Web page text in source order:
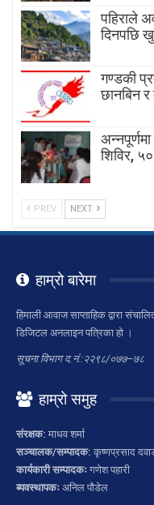
पहिराले
दिनपछि
गण्डकी
छानबिन र
अन्नपूर्णमा
शिविर,
PREV NEXT
हाम्रो बारेमा
हिमाली आवाज साप्ताहिक द्वारा
डिजिटल अनलाइन पत्रिका हो ।
सूचना विभाग द.नं.:२२९८/०७७–७८
हाम्रो समुह
संरक्षक: माधव शर्मा
सञ्चालक/सम्पादक: कृष्णप्रसाद
कार्यकारी सम्पादकः गणेश पहारी
ब्यवस्थापकः अनिल पौडेल